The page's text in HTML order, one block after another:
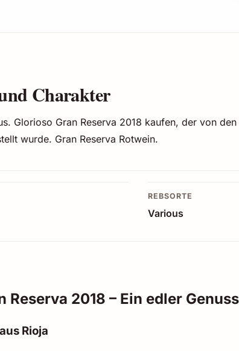
Charakter
Glorioso Gran Reserva 2018 kaufen, der von
wurde. Gran Reserva Rotwein.
REBSORTE
Various
Reserva 2018 – Ein edler Genuss
Rioja